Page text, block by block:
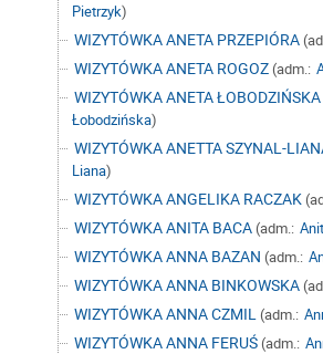
Pietrzyk)
WIZYTÓWKA ANETA PRZEPIÓRA
WIZYTÓWKA ANETA ROGOZ(adm.:
WIZYTÓWKA ANETA ŁOBODZIŃSKA
Łobodzińska)
WIZYTÓWKA ANETTA SZYNAL-
Liana)
WIZYTÓWKA ANGELIKA RACZAK
WIZYTÓWKA ANITA BACA(adm.:
WIZYTÓWKA ANNA BAZAN (adm.:
WIZYTÓWKA ANNA BINKOWSKA
WIZYTÓWKA ANNA CZMIL(adm.:
WIZYTÓWKA ANNA FERUŚ(adm.: